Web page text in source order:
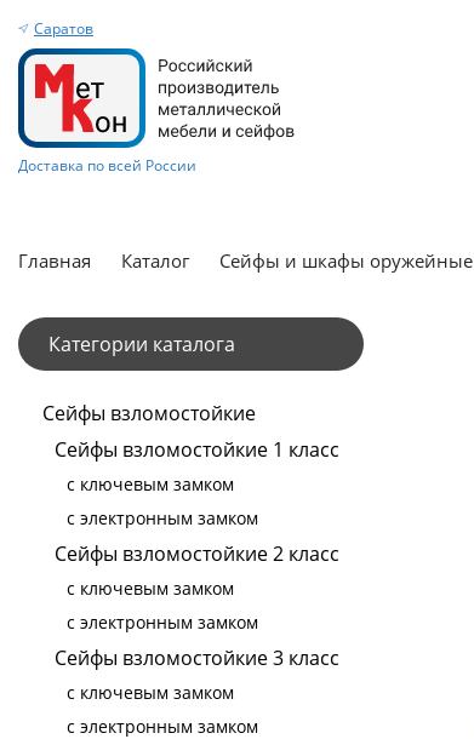
Саратов
Доставка по всей России
Главная Каталог Сейфы и шкафы оружейные
Категории каталога
Сейфы взломостойкие
Сейфы взломостойкие 1 класс
с ключевым замком
с электронным замком
Сейфы взломостойкие 2 класс
с ключевым замком
с электронным замком
Сейфы взломостойкие 3 класс
с ключевым замком
с электронным замком